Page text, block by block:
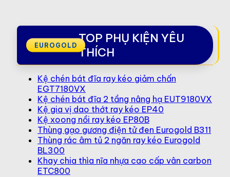
TOP PHỤ KIỆN YÊU
THÍCH
Kệ chén bát đĩa ray kéo giảm chấn
EGT7180VX
Kệ chén bát đĩa 2 tầng nâng hạ EUT9180VX
Kệ gia vị dao thớt ray kéo EP40
Kệ xoong nồi ray kéo EP80B
Thùng gạo gương điện tử đen Eurogold B311
Thùng rác âm tủ 2 ngăn ray kéo Eurogold
BL300
Khay chia thìa nĩa nhựa cao cấp vân carbon
ETC800